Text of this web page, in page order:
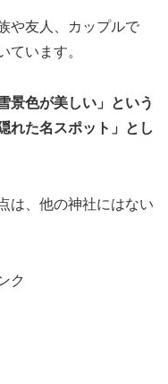
や友人、カップルで
ています。
景色が美しい」という
れた名スポット」とし
は、他の神社にはない
ク